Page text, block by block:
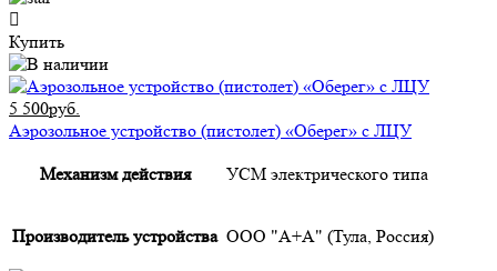
Купить
5 500руб.
Аэрозольное устройство (пистолет) «Оберег» с ЛЦУ
Механизм действия УСМ электрического типа
Производитель устройства ООО "А+А" (Тула, Россия)